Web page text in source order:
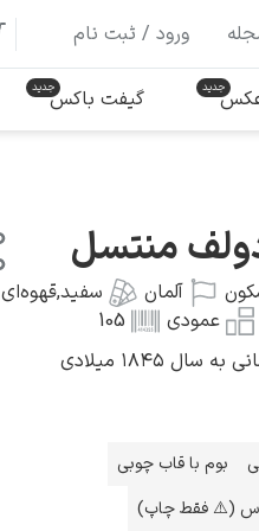
ورود / ثبت نام
عکس گیفت باکس
منتسل
آلمان سفید,قهوه‌ای
عمودی
105
۱۸۴۵ میلادی
بوم با قاب چوبی
(⚠️ فقط چاپ)